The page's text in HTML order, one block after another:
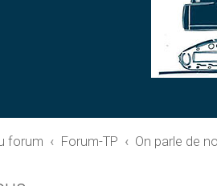
forum Forum-TP On parle de